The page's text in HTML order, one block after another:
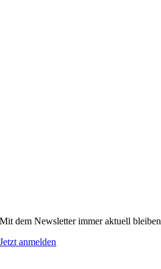
Mit dem Newsletter immer aktuell bleiben
Jetzt anmelden